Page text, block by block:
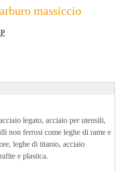
massiccio
legato, acciaio per utensili,
non ferrosi come leghe di rame e
leghe di titanio, acciaio
e plastica.